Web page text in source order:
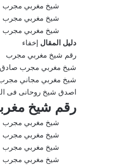
شيخ مغربي مجرب
شيخ مغربي مجرب
شيخ مغربي مجرب
دليل المقال إخفاء
رقم شيخ مغربي مجرب
شيخ مغربي مجرب صادق
شيخ مغربي مجاني
اصدق شيخ روحانى فى
رقم شيخ
شيخ مغربي مجرب
شيخ مغربي مجرب
شيخ مغربي مجرب
شيخ مغربي مجرب